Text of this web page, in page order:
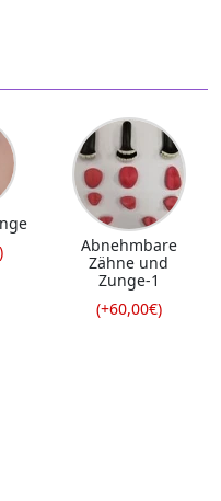
Abnehmbare
Zähne und
Zunge-1
(+60,00€)